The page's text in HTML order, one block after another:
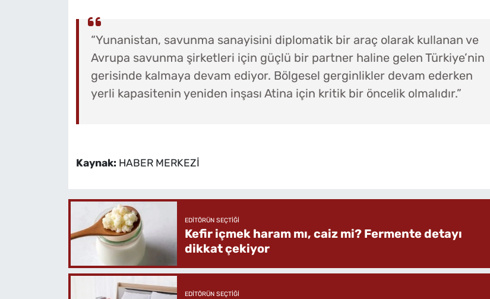
“Yunanistan, savunma sanayisini diplomatik bir araç olarak kullanan ve
Avrupa savunma şirketleri için güçlü bir partner haline gelen Türkiye’nin
gerisinde kalmaya devam ediyor. Bölgesel gerginlikler devam ederken
yerli kapasitenin yeniden inşası Atina için kritik bir öncelik olmalıdır.”
Kaynak: HABER MERKEZİ
EDITÖRÜN SEÇTIĞI
Kefir içmek haram mı, caiz mi? Fermente detayı
dikkat çekiyor
EDITÖRÜN SEÇTIĞI